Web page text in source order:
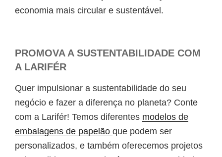
economia mais circular e sustentável.
PROMOVA A SUSTENTABILIDADE COM
A LARIFÉR
Quer impulsionar a sustentabilidade do seu
negócio e fazer a diferença no planeta? Conte
com a Larifér! Temos diferentes modelos de
embalagens de papelão que podem ser
personalizados, e também oferecemos projetos